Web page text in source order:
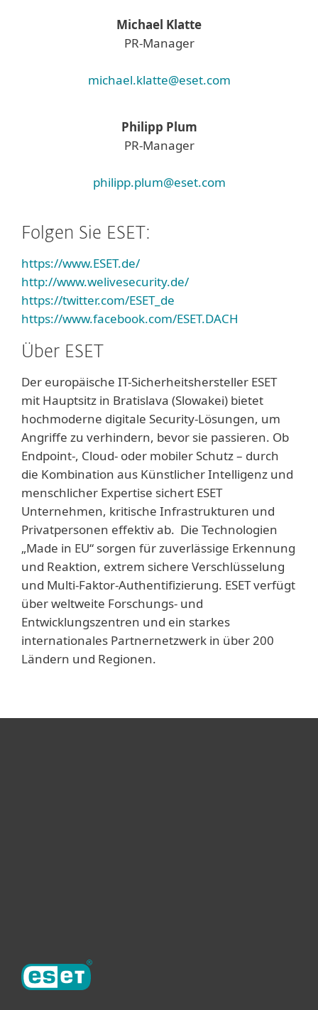
Michael Klatte
PR-Manager
michael.klatte@eset.com
Philipp Plum
PR-Manager
philipp.plum@eset.com
Folgen Sie ESET:
https://www.ESET.de/
http://www.welivesecurity.de/
https://twitter.com/ESET_de
https://www.facebook.com/ESET.DACH
Über ESET
Der europäische IT-Sicherheitshersteller ESET
mit Hauptsitz in Bratislava (Slowakei) bietet
hochmoderne digitale Security-Lösungen, um
Angriffe zu verhindern, bevor sie passieren. Ob
Endpoint-, Cloud- oder mobiler Schutz – durch
die Kombination aus Künstlicher Intelligenz und
menschlicher Expertise sichert ESET
Unternehmen, kritische Infrastrukturen und
Privatpersonen effektiv ab. Die Technologien
„Made in EU“ sorgen für zuverlässige Erkennung
und Reaktion, extrem sichere Verschlüsselung
und Multi-Faktor-Authentifizierung. ESET verfügt
über weltweite Forschungs- und
Entwicklungszentren und ein starkes
internationales Partnernetzwerk in über 200
Ländern und Regionen.